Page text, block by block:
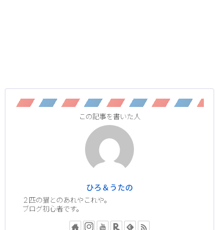
この記事を書いた人
ひろ＆うたの
２匹の猫とのあれやこれや。
ブログ初心者です。